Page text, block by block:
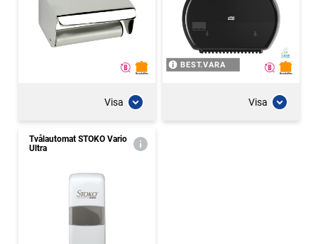
Visa
BEST.VARA
Visa
Tvålautomat STOKO Vario
Ultra